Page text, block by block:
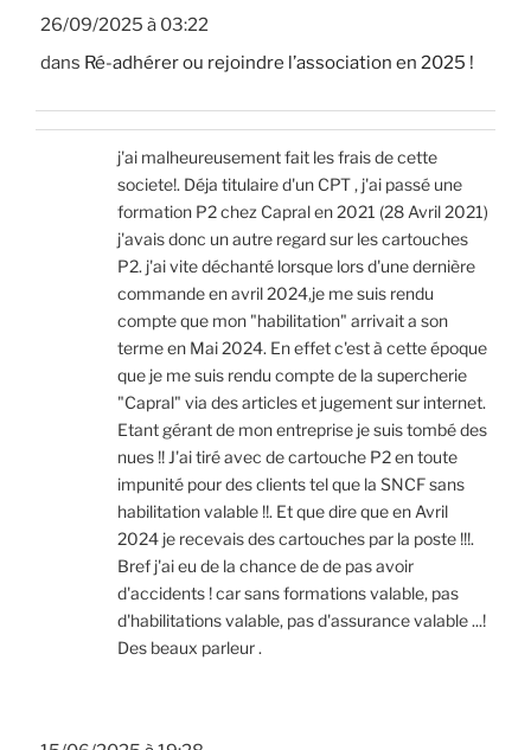
26/09/2025 à 03:22
dans Ré-adhérer ou rejoindre l’association en 2025 !
j'ai malheureusement fait les frais de cette
societe!. Déja titulaire d'un CPT , j'ai passé une
formation P2 chez Capral en 2021 (28 Avril 2021)
j'avais donc un autre regard sur les cartouches
P2. j'ai vite déchanté lorsque lors d'une dernière
commande en avril 2024,je me suis rendu
compte que mon "habilitation" arrivait a son
terme en Mai 2024. En effet c'est à cette époque
que je me suis rendu compte de la supercherie
"Capral" via des articles et jugement sur internet.
Etant gérant de mon entreprise je suis tombé des
nues !! J'ai tiré avec de cartouche P2 en toute
impunité pour des clients tel que la SNCF sans
habilitation valable !!. Et que dire que en Avril
2024 je recevais des cartouches par la poste !!!.
Bref j'ai eu de la chance de de pas avoir
d'accidents ! car sans formations valable, pas
d'habilitations valable, pas d'assurance valable ...!
Des beaux parleur .